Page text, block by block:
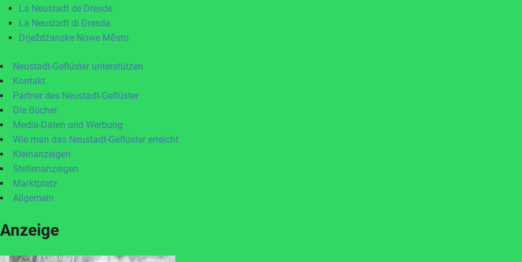
La Neustadt de Dresde
La Neustadt di Dresda
Drježdźanske Nowe Město
Neustadt-Geflüster unterstützen
Kontakt
Partner des Neustadt-Geflüster
Die Bücher
Media-Daten und Werbung
Wie man das Neustadt-Geflüster erreicht
Kleinanzeigen
Stellenanzeigen
Marktplatz
Allgemein
Anzeige